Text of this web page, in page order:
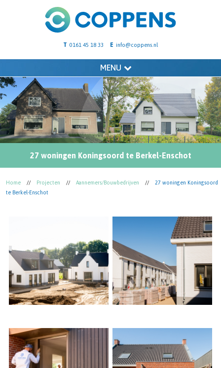
T 0161 45 18 33 E info@coppens.nl
MENU
27 woningen Koningsoord te Berkel-Enschot
Home // Projecten // Aannemers/Bouwbedrijven // 27 woningen Koningsoord
te Berkel-Enschot